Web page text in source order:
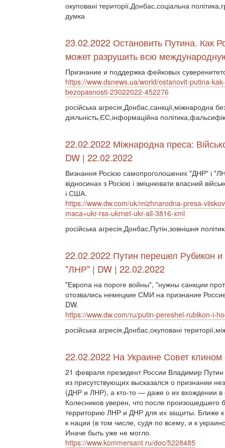
окуповані території,Донбас,соціальна
думка
23.02.2022 Остановить Путина. Как
может разрушить всю
Признание и поддержка фейковых
https://www.dsnews.ua/world/ostanovit-putina-
bezopasnosti-23022022-452276
російська агресія,Донбас,санкції,міжнародна
діяльність,ЄС,інформаційна
22.02.2022 Міжнародна преса:
DW | 22.02.2022
Визнання Росією самопроголошених "ДНР" і
відносинах з Росією і зміцнювати власний
і США.
https://www.dw.com/uk/mizhnarodna-presa-
maca=ukr-rss-ukrnet-ukr-all-3816-xml
російська агресія,Донбас,Путін,зовнішня
22.02.2022 Путин перешел Рубикон
"ЛНР" | DW | 22.02.2022
"Европа на пороге войны", "нужны санкции
отозвались немецкие СМИ на признание
DW.
https://www.dw.com/ru/putin-pereshel-rubikon-i-
російська агресія,Донбас,окуповані
22.02.2022 На Украине Совет
21 февраля президент России Владимир
из присутствующих высказался о признании
(ДНР и ЛНР), а кто-то — даже о их вхождении в
Колесников уверен, что после произошедшего
территорию ЛНР и ДНР для их защиты. Ближе
к нации (в том числе, судя по всему, и к
Иначе быть уже не могло.
https://www.kommersant.ru/doc/5228485